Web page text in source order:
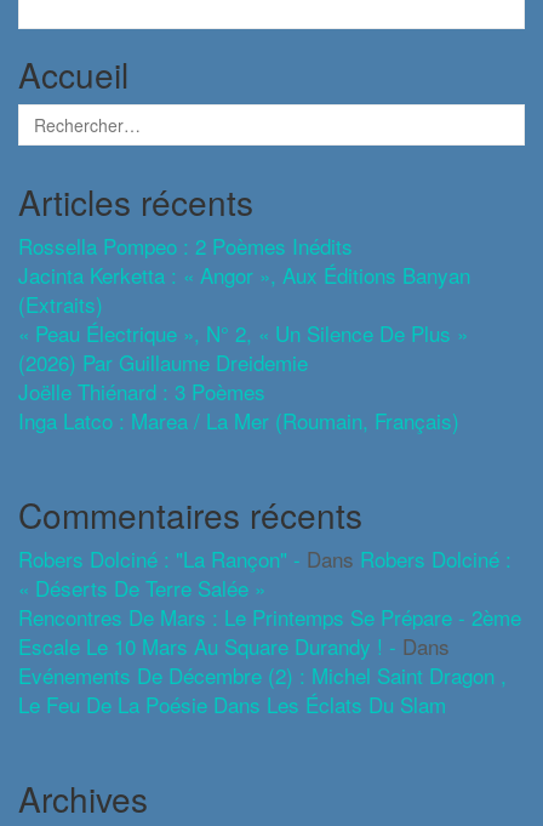
Accueil
Articles récents
Rossella Pompeo : 2 Poèmes Inédits
Jacinta Kerketta : « Angor », Aux Éditions Banyan
(extraits)
« Peau Électrique », N° 2, « Un Silence De Plus »
(2026) Par Guillaume Dreidemie
Joëlle Thiénard : 3 Poèmes
Inga Latco : Marea / La Mer (roumain, Français)
Commentaires récents
Robers Dolciné : "La Rançon" - Dans Robers Dolciné :
« Déserts De Terre Salée »
Rencontres De Mars : Le Printemps Se Prépare - 2ème
Escale Le 10 Mars Au Square Durandy ! - Dans
Evénements De Décembre (2) : Michel Saint Dragon ,
Le Feu De La Poésie Dans Les Éclats Du Slam
Archives